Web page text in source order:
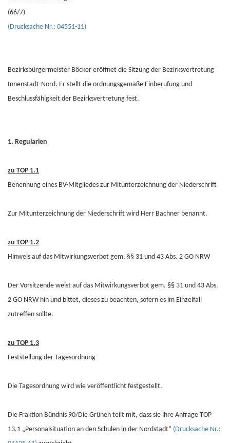
(66/7)
(Drucksache Nr.: 04551-11)
Bezirksbürgermeister Böcker eröffnet die Sitzung der Bezirksvertretung
Innenstadt-Nord. Er stellt die ordnungsgemäße Einberufung und
Beschlussfähigkeit der Bezirksvertretung fest.
1. Regularien
zu TOP 1.1
Benennung eines BV-Mitgliedes zur Mitunterzeichnung der Niederschrift
Zur Mitunterzeichnung der Niederschrift wird Herr Bachner benannt.
zu TOP 1.2
Hinweis auf das Mitwirkungsverbot gem. §§ 31 und 43 Abs. 2 GO NRW
Der Vorsitzende weist auf das Mitwirkungsverbot gem. §§ 31 und 43 Abs.
2 GO NRW hin und bittet, dieses zu beachten, sofern es im Einzelfall
zutreffen sollte.
zu TOP 1.3
Feststellung der Tagesordnung
Die Tagesordnung wird wie veröffentlicht festgestellt.
Die Fraktion Bündnis 90/Die Grünen teilt mit, dass sie ihre Anfrage TOP
13.1 „Personalsituation an den Schulen in der Nordstadt“ (Drucksache Nr.: